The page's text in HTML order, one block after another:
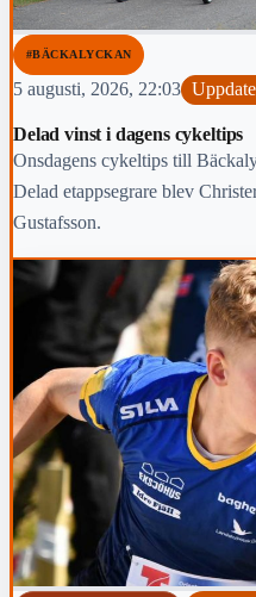
#BÄCKALYCKAN
5 augusti, 2026, 22:03
Delad vinst i dagens cykeltips
Onsdagens cykeltips till
Delad etappsegrare blev
Gustafsson.